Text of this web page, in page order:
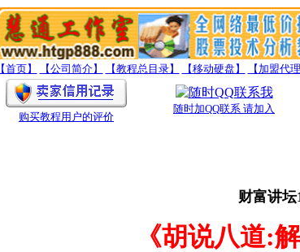
【首页】 【公司简介】 【教程总目录】 【移动硬盘】 【加盟代理
购买教程用户的评价
随时加QQ联系 请加入
财富讲坛
《胡说八道: